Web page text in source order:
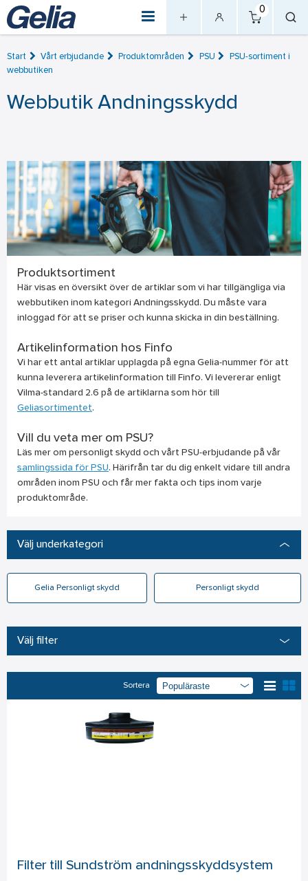
0
Start Vårt erbjudande Produktområden PSU
PSU-sortiment i
webbutiken
Webbutik Andningsskydd
Produktsortiment
Här visas en översikt över de artiklar som vi har tillgängliga via
webbutiken inom kategori Andningsskydd. Du måste vara
inloggad för att se priser och kunna skicka in din beställning.
Artikelinformation hos Finfo
Vi har ett antal artiklar upplagda på egna Gelia-nummer för att
kunna leverera artikelinformation till Finfo. Vi levererar enligt
Vilma-standard 2.6 på de artiklarna som hör till
Geliasortimentet.
Vill du veta mer om PSU?
Läs mer om personligt skydd och vårt PSU-erbjudande på vår
samlingssida för PSU. Härifrån tar du dig enkelt vidare till andra
områden inom PSU och får mer fakta och tips inom varje
produktområde.
Välj underkategori
Gelia Personligt skydd Personligt skydd
Välj filter
Sortera
Filter till Sundström andningsskyddsystem